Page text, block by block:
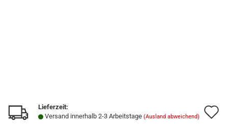
Lieferzeit:
Versand innerhalb 2-3 Arbeitstage (Ausland abweichend)